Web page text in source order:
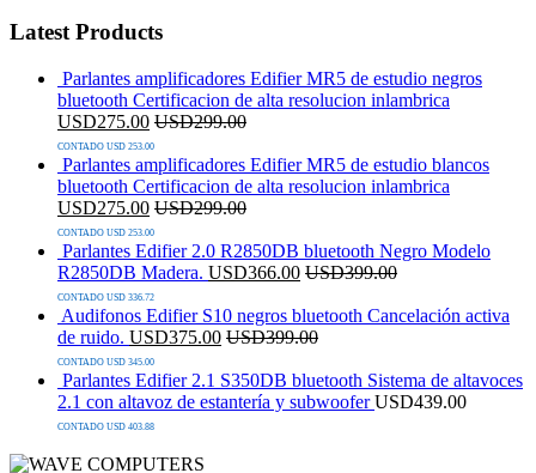
Latest Products
Parlantes amplificadores Edifier MR5 de estudio negros
bluetooth Certificacion de alta resolucion inlambrica
USD275.00 USD299.00
CONTADO USD 253.00
Parlantes amplificadores Edifier MR5 de estudio blancos
bluetooth Certificacion de alta resolucion inlambrica
USD275.00 USD299.00
CONTADO USD 253.00
Parlantes Edifier 2.0 R2850DB bluetooth Negro Modelo
R2850DB Madera. USD366.00 USD399.00
CONTADO USD 336.72
Audifonos Edifier S10 negros bluetooth Cancelación activa
de ruido. USD375.00 USD399.00
CONTADO USD 345.00
Parlantes Edifier 2.1 S350DB bluetooth Sistema de altavoces
2.1 con altavoz de estantería y subwoofer USD439.00
CONTADO USD 403.88